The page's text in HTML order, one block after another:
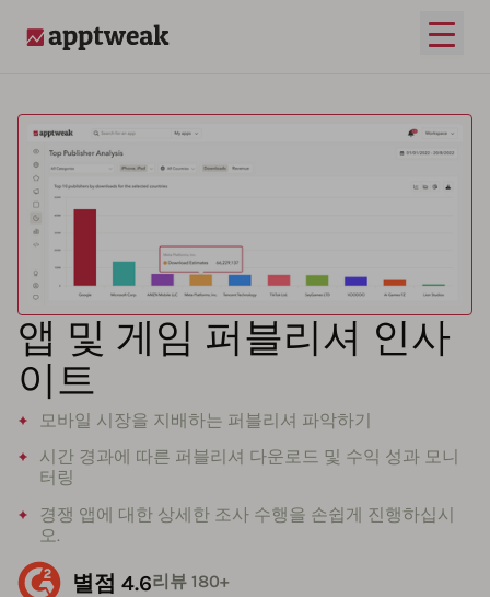
메인
앱 및 게임 퍼블리셔 인사
이트
모바일 시장을 지배하는 퍼블리셔 파악하기
시간 경과에 따른 퍼블리셔 다운로드 및 수익 성과 모니
터링
경쟁 앱에 대한 상세한 조사 수행을 손쉽게 진행하십시
오.
별점 4.6리뷰 180+